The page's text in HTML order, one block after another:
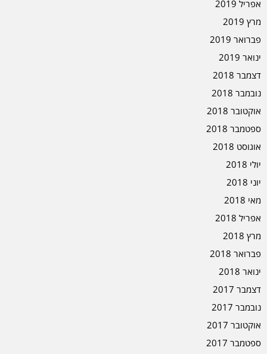
אפריל 2019
מרץ 2019
פברואר 2019
ינואר 2019
דצמבר 2018
נובמבר 2018
אוקטובר 2018
ספטמבר 2018
אוגוסט 2018
יולי 2018
יוני 2018
מאי 2018
אפריל 2018
מרץ 2018
פברואר 2018
ינואר 2018
דצמבר 2017
נובמבר 2017
אוקטובר 2017
ספטמבר 2017